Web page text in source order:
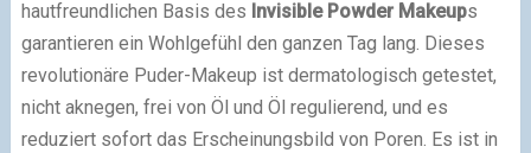
hautfreundlichen Basis des Invisible Powder Makeups
garantieren ein Wohlgefühl den ganzen Tag lang. Dieses
revolutionäre Puder-Makeup ist dermatologisch getestet,
nicht aknegen, frei von Öl und Öl regulierend, und es
reduziert sofort das Erscheinungsbild von Poren. Es ist in